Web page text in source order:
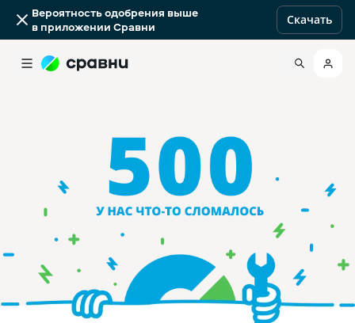
Вероятность одобрения выше
в приложении Сравни
Скачать